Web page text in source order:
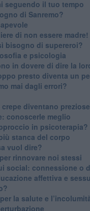
seguendo il tuo tempo
di Sanremo?
di non essere madre!
bisogno di supereroi?
e psicologia
in dovere di dire la
presto diventa un
mai dagli errori?
diventano preziose
conoscerle meglio
in psicoterapia?
stanca del corpo
vuol dire?
rinnovare noi stessi
social: connessione o
affettiva e
la salute e